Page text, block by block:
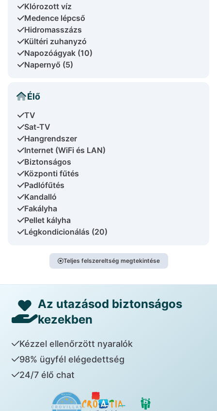
Klórozott víz
Medence lépcső
Hidromasszázs
Kültéri zuhanyzó
Napozóágyak (10)
Napernyő (5)
Élő
TV
Sat-TV
Hangrendszer
Internet (WiFi és LAN)
Biztonságos
Központi fűtés
Padlófűtés
Kandalló
Fakályha
Pellet kályha
Légkondicionálás (20)
Teljes felszereltség megtekintése
Az utazásod biztonságos
kezekben
Kézzel ellenőrzött nyaralók
98% ügyfél elégedettség
24/7 élő chat